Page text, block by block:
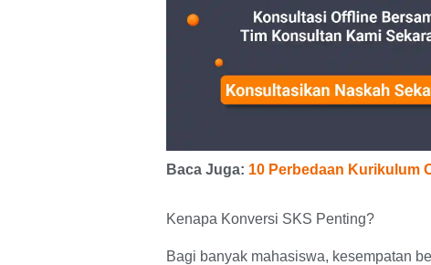
Baca Juga: 10 Perbedaan Kurikulum
Kenapa Konversi SKS Penting?
Bagi banyak mahasiswa, kesempatan